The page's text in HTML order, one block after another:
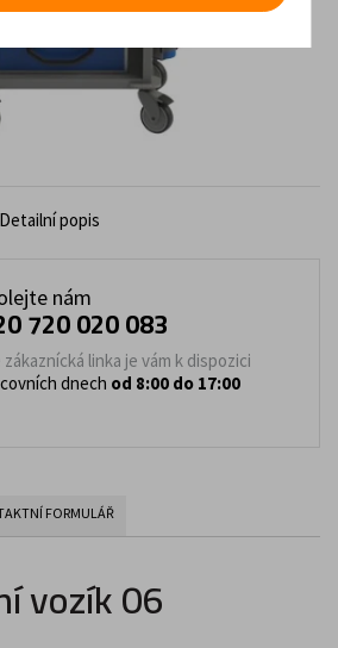
Detailní popis
nám
720 020 083
zákaznícká linka je vám k dispozici
dnech od 8:00 do 17:00
FORMULÁŘ
vozík 06